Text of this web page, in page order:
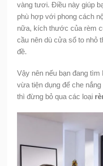
vàng tươi. Điều này giúp
phù hợp với phong cách
nữa, kích thước của rèm
cầu nên dù cửa sổ to nhỏ
đề.
Vậy nên nếu bạn đang
vừa tiện dụng để che
thì đừng bỏ qua các loại